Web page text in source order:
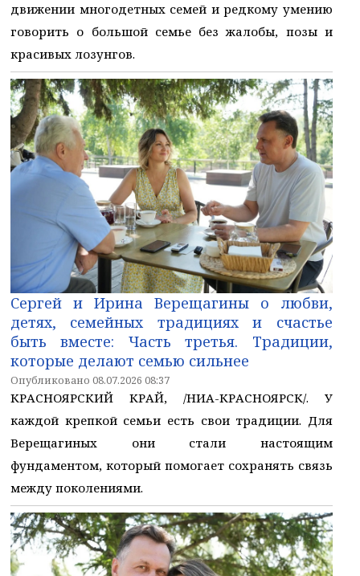
движении многодетных семей и редкому умению
говорить о большой семье без жалобы, позы и
красивых лозунгов.
Сергей и Ирина Верещагины о любви,
детях, семейных традициях и счастье
быть вместе: Часть третья. Традиции,
которые делают семью сильнее
Опубликовано 08.07.2026 08:37
КРАСНОЯРСКИЙ КРАЙ, /НИА-КРАСНОЯРСК/. У
каждой крепкой семьи есть свои традиции. Для
Верещагиных они стали настоящим
фундаментом, который помогает сохранять связь
между поколениями.